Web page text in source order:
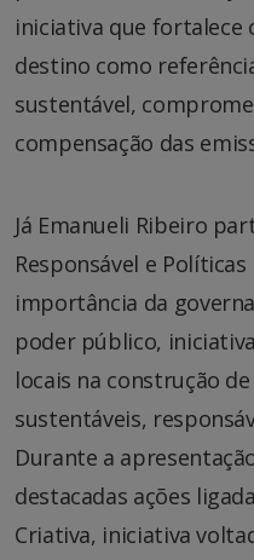
iniciativa que fortalece
destino como
sustentável,
compensação das
Já Emanueli Ribeiro
Responsável e
importância da
poder público,
locais na construção
sustentáveis,
Durante a
destacadas ações
Criativa, iniciativa